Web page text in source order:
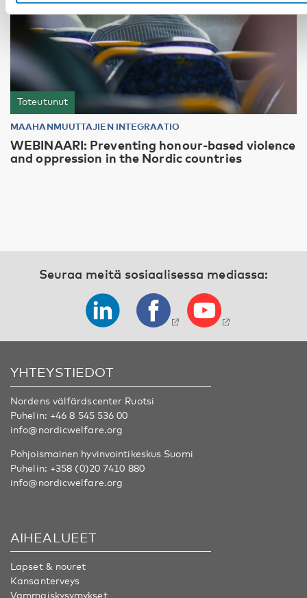
Toteutunut
MAAHANMUUTTAJIEN INTEGRAATIO
WEBINAARI: Preventing honour-based violence
and oppression in the Nordic countries
Seuraa meitä sosiaalisessa mediassa:
YHTEYSTIEDOT
Nordens välfärdscenter Ruotsi
Puhelin: +46 8 545 536 00
info@nordicwelfare.org
Pohjoismainen hyvinvointikeskus Suomi
Puhelin: +358 (0)20 7410 880
info@nordicwelfare.org
AIHEALUEET
Lapset & nouret
Kansanterveys
Vammaiskysymykset